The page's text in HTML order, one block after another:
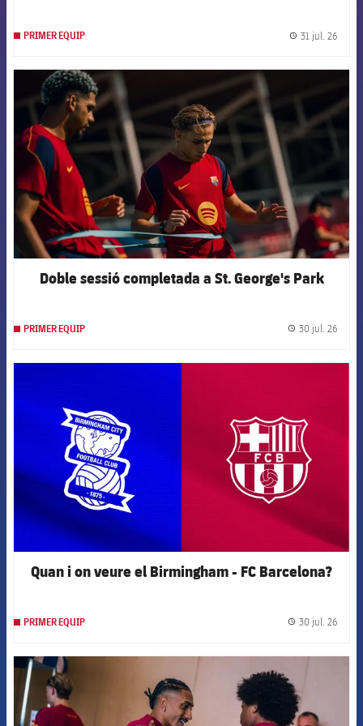
PRIMER EQUIP 31 jul. 26
FCB Barcelona badge
Doble sessió completada a St. George's Park
PRIMER EQUIP 30 jul. 26
Quan i on veure el Birmingham - FC Barcelona?
PRIMER EQUIP 30 jul. 26